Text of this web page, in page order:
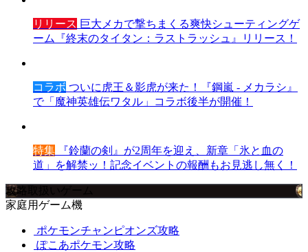
リリース 巨大メカで撃ちまくる爽快シューティングゲ
ーム『終末のタイタン：ラストラッシュ』リリース！
コラボ ついに虎王＆影虎が来た！『鋼嵐 - メカラシ』
で「魔神英雄伝ワタル」コラボ後半が開催！
特集 『鈴蘭の剣』が2周年を迎え、新章「氷と血の
道」を解禁ッ！記念イベントの報酬もお見逃し無く！
攻略取扱いゲーム
家庭用ゲーム機
ポケモンチャンピオンズ攻略
ぽこあポケモン攻略